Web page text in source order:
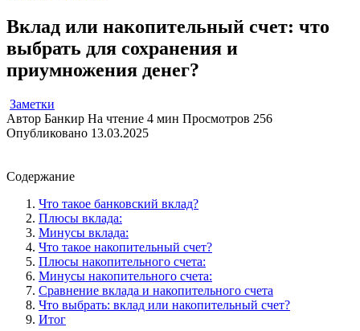
Вклад или накопительный счет: что
выбрать для сохранения и
приумножения денег?
Заметки
Автор Банкир На чтение 4 мин Просмотров 256
Опубликовано 13.03.2025
Содержание
Что такое банковский вклад?
Плюсы вклада:
Минусы вклада:
Что такое накопительный счет?
Плюсы накопительного счета:
Минусы накопительного счета:
Сравнение вклада и накопительного счета
Что выбрать: вклад или накопительный счет?
Итог